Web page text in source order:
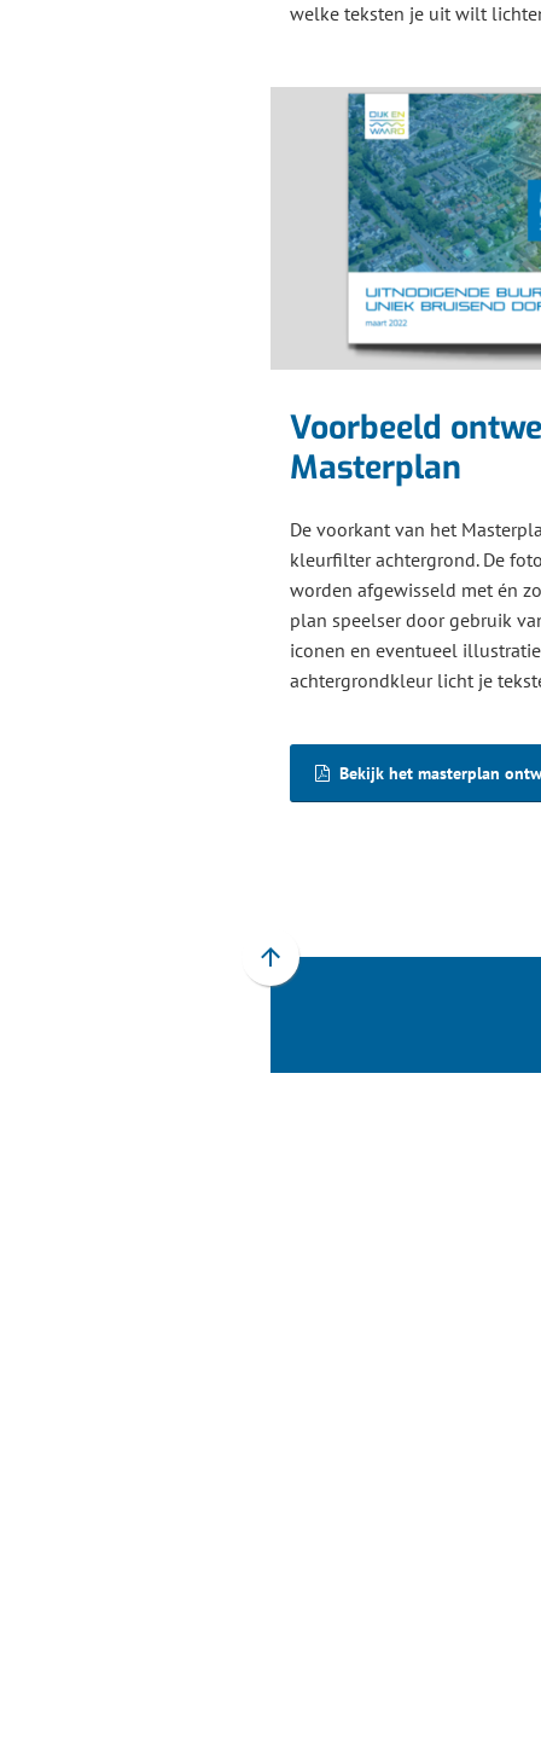
welke teksten je uit wilt
Voorbeeld
Masterplan
De voorkant van het
kleurfilter achtergrond. De
worden afgewisseld met én
plan speelser door gebruik
iconen en eventueel
achtergrondkleur licht je
Bekijk het masterplan
Scroll